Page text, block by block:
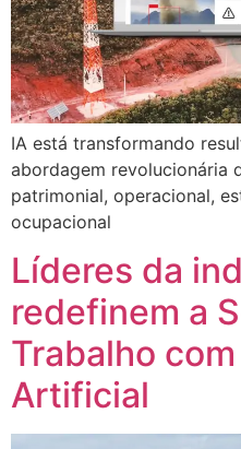
IA está transformando
abordagem revolucionária
patrimonial, operacional,
ocupacional
Líderes da
redefinem a
Trabalho
Artificial